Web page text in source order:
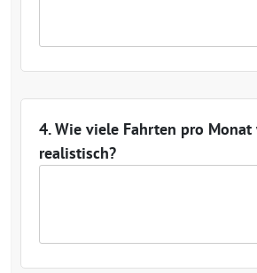
4. Wie viele Fahrten pro Monat
realistisch?